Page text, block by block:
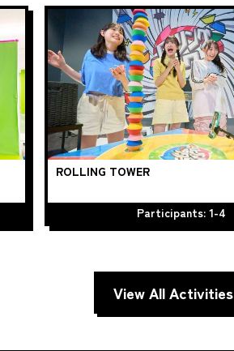
ROLLING TOWER
Participants: 1-4
View All Activities